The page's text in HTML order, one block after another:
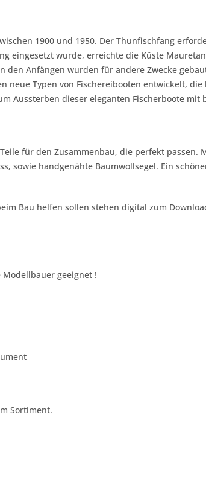
1900 und 1950. Der Thunfischfang
eingesetzt wurde, erreichte die Küste
Anfängen wurden für andere Zwecke
neue Typen von Fischereibooten entwickelt,
Aussterben dieser eleganten Fischerboote mit
für den Zusammenbau, die perfekt passen.
sowie handgenähte Baumwollsegel. Ein
Bau helfen sollen stehen digital zum
geeignet !
Sortiment.